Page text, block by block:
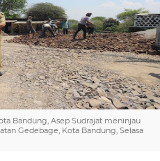
Bandung, Asep Sudrajat meninjau
Gedebage, Kota Bandung, Selasa